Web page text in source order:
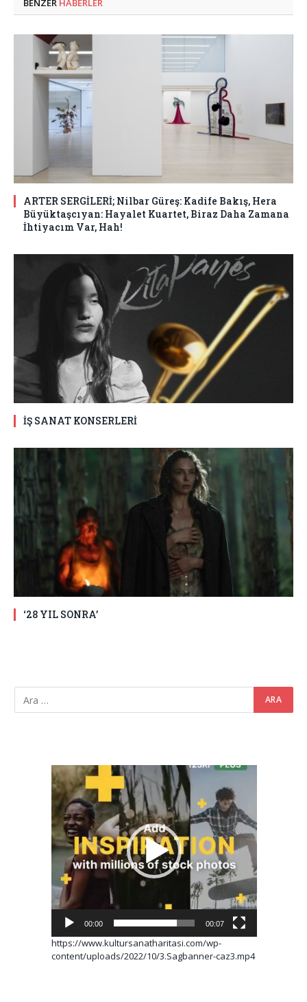
BENZER HABERLER
ARTER SERGİLERİ; Nilbar Güreş: Kadife Bakış, Hera
Büyüktaşcıyan: Hayalet Kuartet, Biraz Daha Zamana
İhtiyacım Var, Hah!
İŞ SANAT KONSERLERİ
‘28 YIL SONRA’
Video
oynatıcı
00:00 00:07
https://www.kultursanatharitasi.com/wp-
content/uploads/2022/10/3.Sagbanner-caz3.mp4